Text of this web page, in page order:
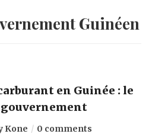
Guinéen
en Guinée : le
Kone 0 comments